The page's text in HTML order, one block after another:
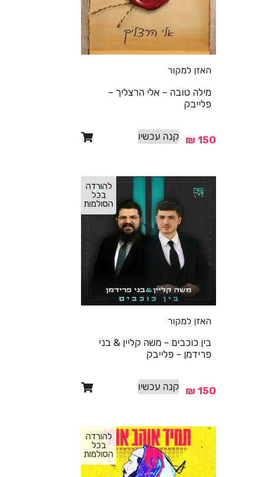
האזן למקור
מילה טובה – אלי הרצליך –
פלייבק
₪ 150 קנה עכשיו
להורדה
בכל
הסולמות
האזן למקור
בין כוכבים – משה קליין & בני
פרידמן – פלייבק
₪ 150 קנה עכשיו
להורדה
בכל
הסולמות